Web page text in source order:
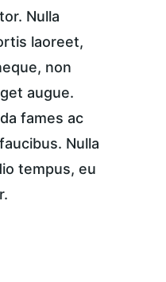
Nulla
laoreet,
non
augue.
fames ac
Nulla
tempus, eu